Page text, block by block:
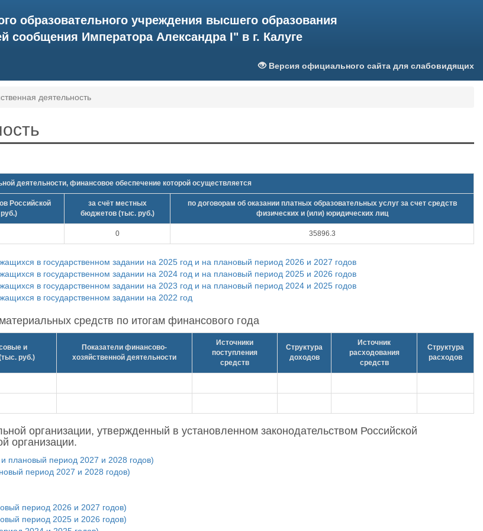
образовательного учреждения высшего образования
сообщения Императора Александра I" в г. Калуге
Версия официального сайта для слабовидящих
деятельность
деятельности, финансовое обеспечение которой осуществляется
Российской
за счёт местных
бюджетов (тыс. руб.)
по договорам об оказании платных образовательных услуг за счет средств
физических и (или) юридических лиц
0 35896.3
в государственном задании на 2025 год и на плановый период 2026 и 2027 годов
в государственном задании на 2024 год и на плановый период 2025 и 2026 годов
в государственном задании на 2023 год и на плановый период 2024 и 2025 годов
в государственном задании на 2022 год
средств по итогам финансового года
и
руб.)
Показатели финансово-
хозяйственной деятельности
Источники
поступления
средств
Структура
доходов
Источник
расходования
средств
Структура
расходов
организации, утвержденный в установленном законодательством Российской
организации.
плановый период 2027 и 2028 годов)
период 2027 и 2028 годов)
период 2026 и 2027 годов)
период 2025 и 2026 годов)